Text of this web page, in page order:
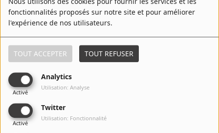
fonctionnalités proposés sur notre site et pour améliorer
l'expérience de nos utilisateurs.
TOUT ACCEPTER TOUT REFUSER
Analytics
Activé
Utilisation: Analyse
Twitter
Activé
Utilisation: Fonctionnalité
7 Street Cafe